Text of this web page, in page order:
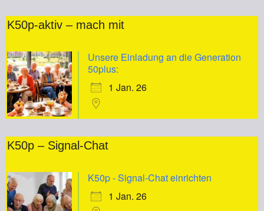
K50p-aktiv – mach mit
Unsere Einladung an die Generation
50plus:
1 Jan. 26
K50p – Signal-Chat
K50p - Signal-Chat einrichten
1 Jan. 26